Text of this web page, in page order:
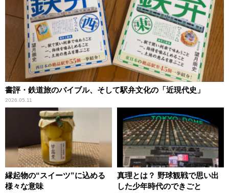
書評・鉄道旅のバイブル、そして駅弁文化の「近現代史」
2026.05.11
縁起物の“スイーツ”に込める
様々な意味
真理とは？ 野球観戦で思い出
した少年時代のできごと